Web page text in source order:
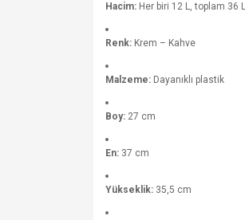
Hacim: Her biri 12 L, toplam 36 L
Renk: Krem – Kahve
Malzeme: Dayanıklı plastik
Boy: 27 cm
En: 37 cm
Yükseklik: 35,5 cm